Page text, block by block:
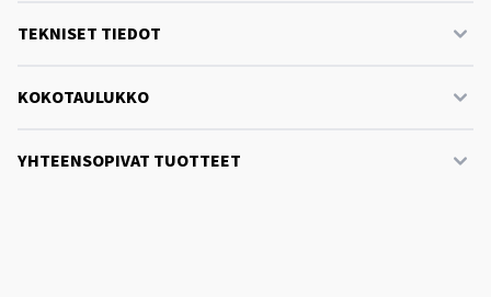
TEKNISET TIEDOT
KOKOTAULUKKO
YHTEENSOPIVAT TUOTTEET